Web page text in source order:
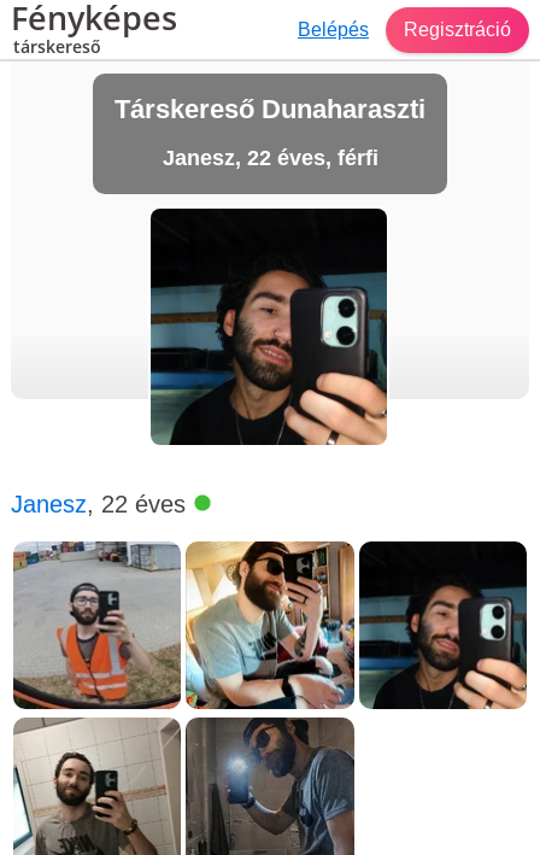
Fényképes
társkereső
Belépés Regisztráció
Társkereső Dunaharaszti
Janesz, 22 éves, férfi
Janesz, 22 éves